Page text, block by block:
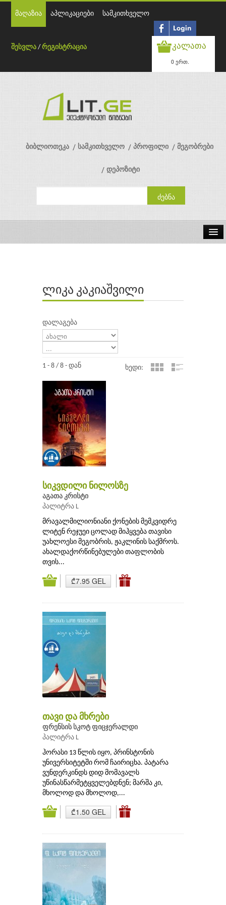
მაღაზია აპლიკაციები სამკითხველო
შესვლა /რეგისტრაცია კალათა
0 ერთ.
ბიბლიოთეკა სამკითხველო პროფილი მეგობრები
დეპოზიტი
ავტორებილიკა კაკიაშვილი
დალაგება
1 - 8 / 8 - დან ხედი:
სიკვდილი ნილოსზე
აგათა კრისტი
პალიტრა L
მრავალმილიონიანი ქონების მემკვიდრე
ლიტენ რეჯუეი ცოლად მიჰყვება თავისი
უახლოესი მეგობრის, ჟაკლინის საქმროს.
ახალდაქორწინებულები თაფლობის
თვის...
₾7.95 GEL
თავი და მხრები
ფრენსის სკოტ ფიცჯერალდი
პალიტრა L
ჰორასი 13 წლის იყო, პრინსტონის
უნივერსიტეტში რომ ჩაირიცხა. პატარა
ვუნდერკინდს დიდ მომავალს
უწინასწარმეტყველებდნენ; მარშა კი,
მხოლოდ და მხოლოდ,...
₾1.50 GEL